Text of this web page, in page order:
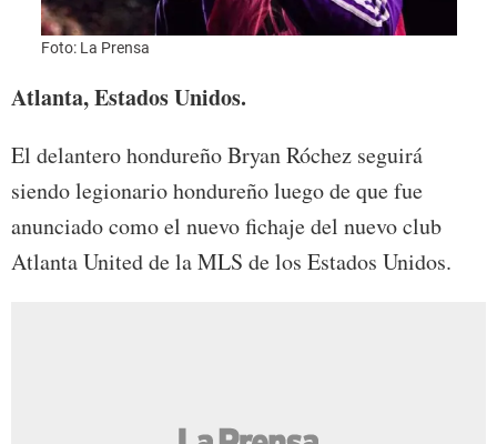
Foto: La Prensa
Atlanta, Estados Unidos.
El delantero hondureño Bryan Róchez seguirá
siendo legionario hondureño luego de que fue
anunciado como el nuevo fichaje del nuevo club
Atlanta United de la MLS de los Estados Unidos.